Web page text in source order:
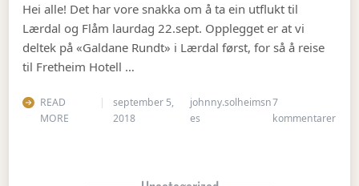
Hei alle! Det har vore snakka om å ta ein utflukt til
Lærdal og Flåm laurdag 22.sept. Opplegget er at vi
deltek på «Galdane Rundt» i Lærdal først, for så å reise
til Fretheim Hotell …
READ
MORE
september 5,
2018
johnny.solheimsn
es
7
kommentarertil